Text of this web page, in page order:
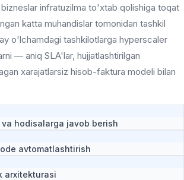
infratuzilma to'xtab qolishiga toqat
katta muhandislar tomonidan tashkil
o'lchamdagi tashkilotlarga hyperscaler
— aniq SLA'lar, hujjatlashtirilgan
xarajatlarsiz hisob-faktura modeli bilan
hodisalarga javob berish
avtomatlashtirish
arxitekturasi